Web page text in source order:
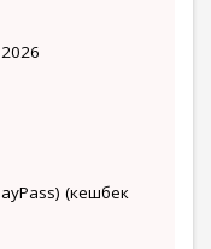
(кешбек